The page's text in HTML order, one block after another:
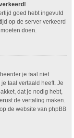
goed hebt ingevuld
op de server verkeerd
doen.
je taal niet
taal vertaald heeft. Je
dat je nodig hebt,
de vertaling maken.
de website van phpBB